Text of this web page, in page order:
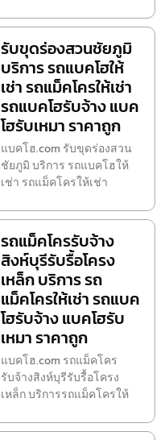
รับขุดร่องสวนชัยภูมิ
บริการ รถแบคโฮให้
เช่า รถแม็คโครให้เช่า
รถแบคโฮรับจ้าง แบค
โฮรับเหมา ราคาถูก
แบคโฮ.com รับขุดร่องสวน
ชัยภูมิ บริการ รถแบคโฮให้
เช่า รถแม็คโครให้เช่า
รถแม็คโครรับจ้าง
สิงห์บุรีรับรื้อโครง
เหล็ก บริการ รถ
แม็คโครให้เช่า รถแบค
โฮรับจ้าง แบคโฮรับ
เหมา ราคาถูก
แบคโฮ.com รถแม็คโคร
รับจ้างสิงห์บุรีรับรื้อโครง
เหล็ก บริการรถแม็คโครให้